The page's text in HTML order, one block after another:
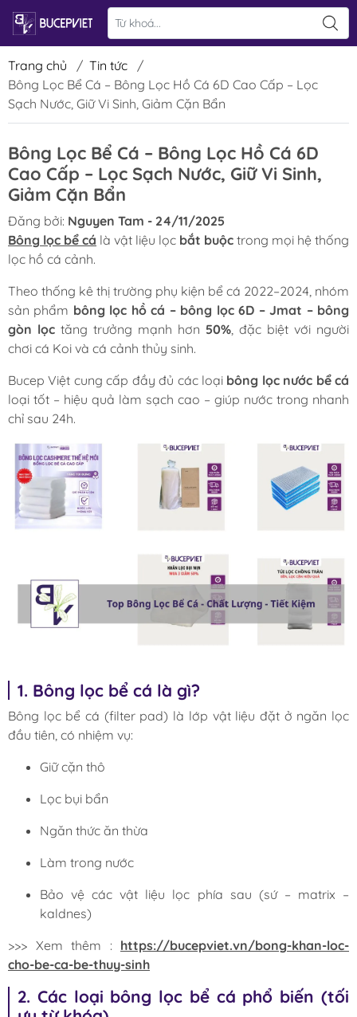
Trang chủ / Tin tức
/
Bông Lọc Bể Cá – Bông Lọc Hồ Cá 6D Cao Cấp – Lọc
Sạch Nước, Giữ Vi Sinh, Giảm Cặn Bẩn
Bông Lọc Bể Cá – Bông Lọc Hồ Cá 6D
Cao Cấp – Lọc Sạch Nước, Giữ Vi Sinh,
Giảm Cặn Bẩn
Đăng bởi: Nguyen Tam - 24/11/2025
Bông lọc bể cá là vật liệu lọc bắt buộc trong mọi hệ thống
lọc hồ cá cảnh.
Theo thống kê thị trường phụ kiện bể cá 2022–2024, nhóm
sản phẩm bông lọc hồ cá – bông lọc 6D – Jmat – bông
gòn lọc tăng trưởng mạnh hơn 50%, đặc biệt với người
chơi cá Koi và cá cảnh thủy sinh.
Bucep Việt cung cấp đầy đủ các loại bông lọc nước bể cá
loại tốt – hiệu quả làm sạch cao – giúp nước trong nhanh
chỉ sau 24h.
1. Bông lọc bể cá là gì?
Bông lọc bể cá (filter pad) là lớp vật liệu đặt ở ngăn lọc
đầu tiên, có nhiệm vụ:
Giữ cặn thô
Lọc bụi bẩn
Ngăn thức ăn thừa
Làm trong nước
Bảo vệ các vật liệu lọc phía sau (sứ – matrix –
kaldnes)
>>> Xem thêm : https://bucepviet.vn/bong-khan-loc-
cho-be-ca-be-thuy-sinh
2. Các loại bông lọc bể cá phổ biến (tối